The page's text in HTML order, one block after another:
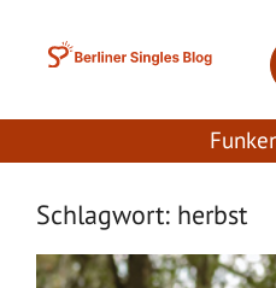
Inhalt
Schlagwort: herbst